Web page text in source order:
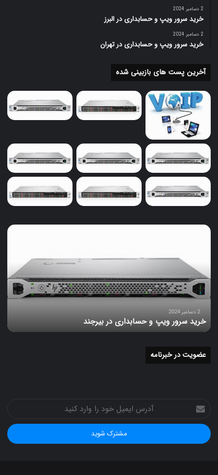
2 دسامبر 2024
خرید سرور ویپ و حسابداری در البرز
2 دسامبر 2024
خرید سرور ویپ و حسابداری در تهران
آخرین پست های بازبینی شده
خرید
حسابداری
در
بیرجند
2 دسامبر 2024
خرید سرور ویپ و حسابداری در بیرجند
عضویت در خبرنامه
آدرس
ایمیل
خود
را
وارد